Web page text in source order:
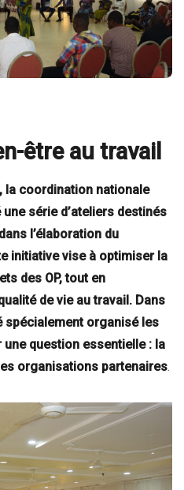
être au travail
la coordination nationale
une série d’ateliers destinés
l’élaboration du
initiative vise à optimiser la
des OP, tout en
de vie au travail. Dans
spécialement organisé les
question essentielle : la
organisations partenaires.